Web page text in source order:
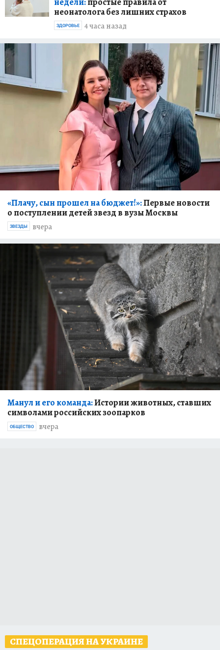
неонатолога без лишних страхов
4 часа назад
ЗДОРОВЬЕ
«Плачу, сын прошел на бюджет!»:Первые новости
о поступлении детей звезд в вузы Москвы
вчера
ЗВЕЗДЫ
Манул и его команда:Истории животных, ставших
символами российских зоопарков
вчера
ОБЩЕСТВО
СПЕЦОПЕРАЦИЯ НА УКРАИНЕ